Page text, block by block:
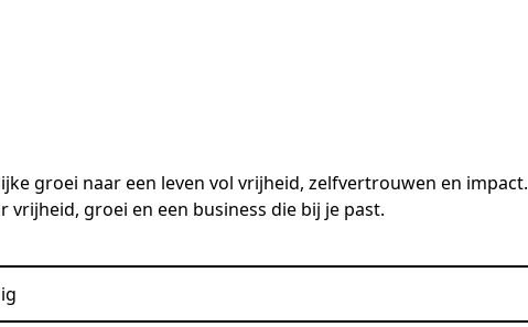
groei naar een leven vol vrijheid, zelfvertrouwen en impact.
vrijheid, groei en een business die bij je past.